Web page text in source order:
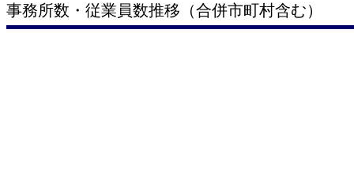
事務所数・従業員数推移（合併市町村含む）